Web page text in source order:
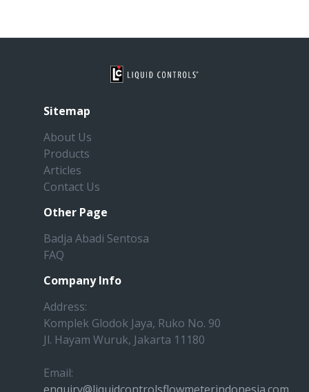
Sitemap
About Us
Products
Articles
Contact Us
Other Page
Badja Abadi Sentosa
FAQ
Company Info
Address:
Komplek Glodok Jaya, Ruko No. 90
Jl. Hayam Wuruk, Jakarta 11180
Email:
enquiry@liquidcontrolsflowmeterindonesia.com